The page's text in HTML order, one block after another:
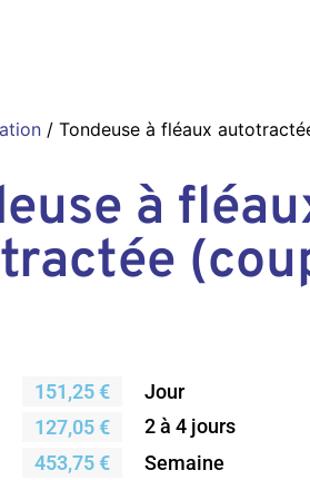
/ Tondeuse à fléaux
à
151,25 €
127,05 €
453,75 €
Jour
2 à 4 jours
Semaine